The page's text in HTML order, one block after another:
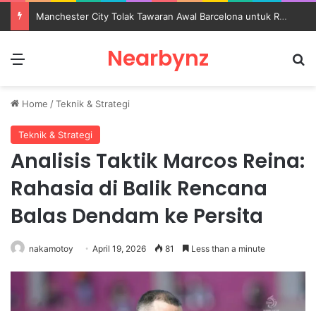
Manchester City Tolak Tawaran Awal Barcelona untuk Rodri
Nearbynz
Home /Teknik & Strategi
Teknik & Strategi
Analisis Taktik Marcos Reina:
Rahasia di Balik Rencana
Balas Dendam ke Persita
nakamotoy April 19, 2026 81 Less than a minute